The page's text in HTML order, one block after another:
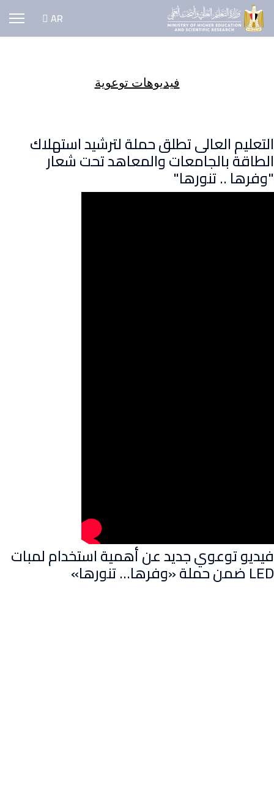
اختر لغتك
AR
فيديوهات توعوية
التعليم العالى تطلق حملة لترشيد استهلاك
الطاقة بالجامعات والمعاهد تحت شعار
"وفرها .. تنورها"
فيديو توعوي جديد عن أهمية استخدام لمبات
LED ضمن حملة «وفرها… تنورها»